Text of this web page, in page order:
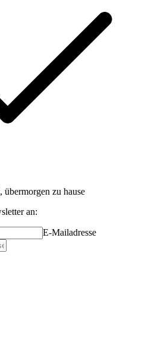
zu hause
an:
E-Mailadresse